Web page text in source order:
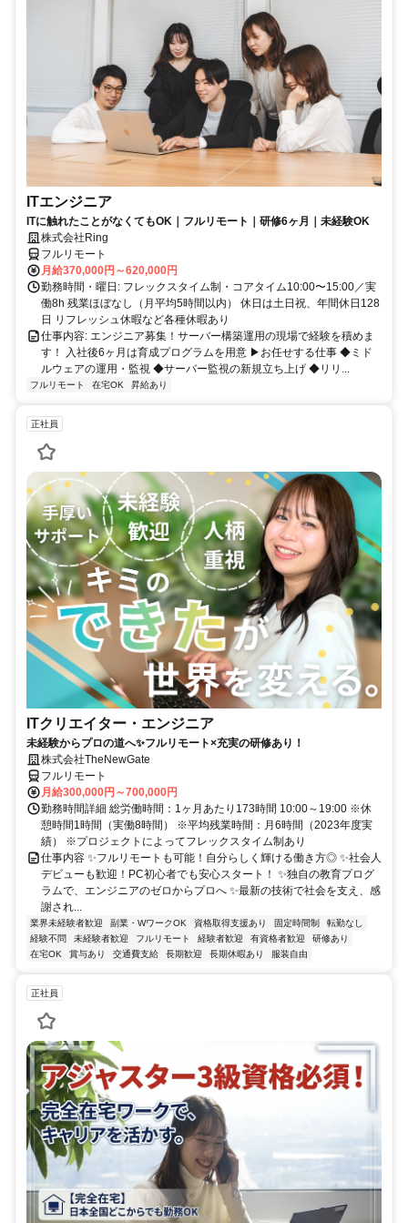
ITエンジニア
ITに触れたことがなくてもOK｜フルリモート｜研修6ヶ月｜未経験OK
株式会社Ring
フルリモート
月給370,000円～620,000円
勤務時間・曜日: フレックスタイム制・コアタイム10:00〜15:00／実
働8h 残業ほぼなし（月平均5時間以内） 休日は土日祝、年間休日128
日 リフレッシュ休暇など各種休暇あり
仕事内容: エンジニア募集！サーバー構築運用の現場で経験を積めま
す！ 入社後6ヶ月は育成プログラムを用意 ▶お任せする仕事 ◆ミド
ルウェアの運用・監視 ◆サーバー監視の新規立ち上げ ◆リリ...
フルリモート 在宅OK 昇給あり
正社員
ITクリエイター・エンジニア
未経験からプロの道へ✨フルリモート×充実の研修あり！
株式会社TheNewGate
フルリモート
月給300,000円～700,000円
勤務時間詳細 総労働時間：1ヶ月あたり173時間 10:00～19:00 ※休
憩時間1時間（実働8時間） ※平均残業時間：月6時間（2023年度実
績） ※プロジェクトによってフレックスタイム制あり
仕事内容 ✨フルリモートも可能！自分らしく輝ける働き方◎ ✨社会人
デビューも歓迎！PC初心者でも安心スタート！ ✨独自の教育プログ
ラムで、エンジニアのゼロからプロへ ✨最新の技術で社会を支え、感
謝され...
業界未経験者歓迎 副業・WワークOK 資格取得支援あり 固定時間制
転勤なし
経験不問
未経験者歓迎 フルリモート 経験者歓迎 有資格者歓迎
研修あり
在宅OK
賞与あり 交通費支給 長期歓迎 長期休暇あり 服装自由
正社員